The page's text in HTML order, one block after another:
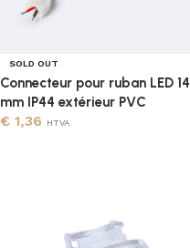
SOLD OUT
Connecteur pour ruban LED 14
mm IP44 extérieur PVC
€ 1,36 HTVA